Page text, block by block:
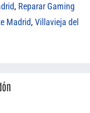
, Reparar Gaming
Madrid, Villavieja del